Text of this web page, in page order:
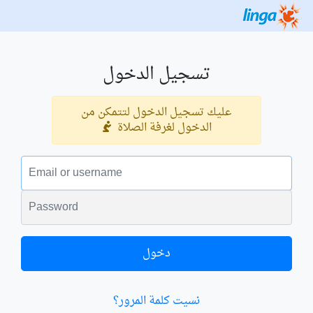
تسجيل الدخول
عليك تسجيل الدخول لتتمكن من
الدخول لغرفة الصلاة
البريد الالكتروني
الكلمة السرية
دخول
نسيت كلمة المرور؟